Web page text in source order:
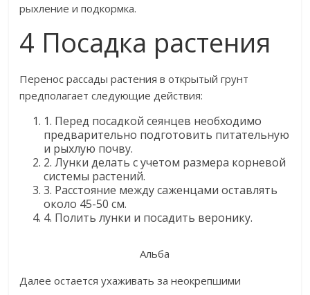
рыхление и подкормка.
4 Посадка растения
Перенос рассады растения в открытый грунт
предполагает следующие действия:
1. Перед посадкой сеянцев необходимо
предварительно подготовить питательную
и рыхлую почву.
2. Лунки делать с учетом размера корневой
системы растений.
3. Расстояние между саженцами оставлять
около 45-50 см.
4. Полить лунки и посадить веронику.
Альба
Далее остается ухаживать за неокрепшими